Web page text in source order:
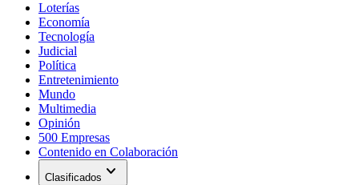
Loterías
Economía
Tecnología
Judicial
Política
Entretenimiento
Mundo
Multimedia
Opinión
500 Empresas
Contenido en Colaboración
Clasificados expand_more